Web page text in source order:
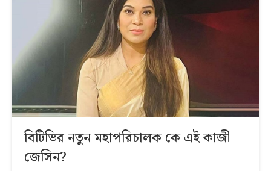
বিটিভির নতুন মহাপরিচালক কে এই কাজী
জেসিন?